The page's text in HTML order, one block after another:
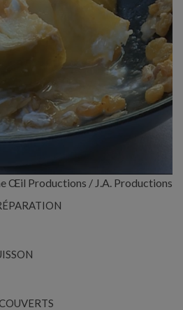
Œil Productions / J.A. Productions